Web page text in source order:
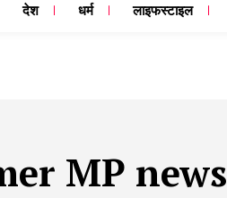
देश धर्म लाइफस्टाइल
MP news